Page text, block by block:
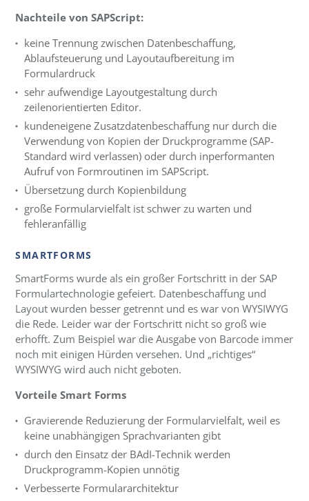
Nachteile vonSAPScript:
keine Trennung zwischen Datenbeschaffung,
Ablaufsteuerung und Layoutaufbereitung im
Formulardruck
sehr aufwendige Layoutgestaltung durch
zeilenorientierten Editor.
kundeneigene Zusatzdatenbeschaffung nur durch die
Verwendung von Kopien der Druckprogramme (SAP-
Standard wird verlassen) oder durch inperformanten
Aufruf von Formroutinen im SAPScript.
Übersetzung durch Kopienbildung
große Formularvielfalt ist schwer zu warten und
fehleranfällig
SMARTFORMS
SmartForms wurde als ein großer Fortschritt in der SAP
Formulartechnologie gefeiert. Datenbeschaffung und
Layout wurden besser getrennt und es war von WYSIWYG
die Rede. Leider war der Fortschritt nicht so groß wie
erhofft. Zum Beispiel war die Ausgabe von Barcode immer
noch mit einigen Hürden versehen. Und „richtiges“
WYSIWYG wird auch nicht geboten.
Vorteile Smart Forms
Gravierende Reduzierung der Formularvielfalt, weil es
keine unabhängigen Sprachvarianten gibt
durch den Einsatz der BAdI-Technik werden
Druckprogramm-Kopien unnötig
Verbesserte Formulararchitektur